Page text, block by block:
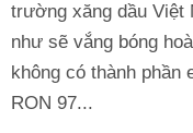
trường xăng dầu Việt
như sẽ vắng bóng
không có thành phần
RON 97...